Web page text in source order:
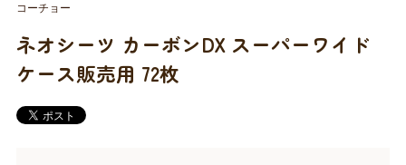
ネオシーツ カーボンDX スーパーワイド
ケース販売用 72枚
コーチョー